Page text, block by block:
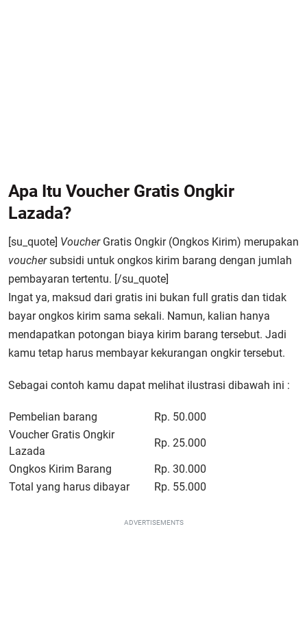
Apa Itu Voucher Gratis Ongkir
Lazada?
[su_quote] VoucherGratis Ongkir (Ongkos Kirim) merupakan
vouchersubsidi untuk ongkos kirim barang dengan jumlah
pembayaran tertentu. [/su_quote]
Ingat ya, maksud dari gratis ini bukan full gratis dan tidak
bayar ongkos kirim sama sekali. Namun, kalian hanya
mendapatkan potongan biaya kirim barang tersebut. Jadi
kamu tetap harus membayar kekurangan ongkir tersebut.
Sebagai contoh kamu dapat melihat ilustrasi dibawah ini :
Pembelian barang
Rp. 50.000
Voucher Gratis Ongkir
Lazada
Rp. 25.000
Ongkos Kirim Barang
Rp. 30.000
Total yang harus dibayar
Rp. 55.000
ADVERTISEMENTS